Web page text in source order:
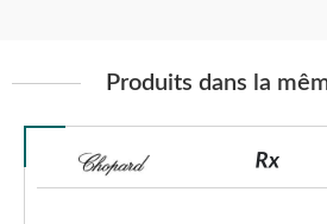
Produits dans la